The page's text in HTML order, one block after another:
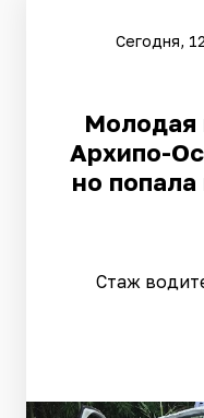
Сегодня,
Молодая
Архипо-
но
Стаж